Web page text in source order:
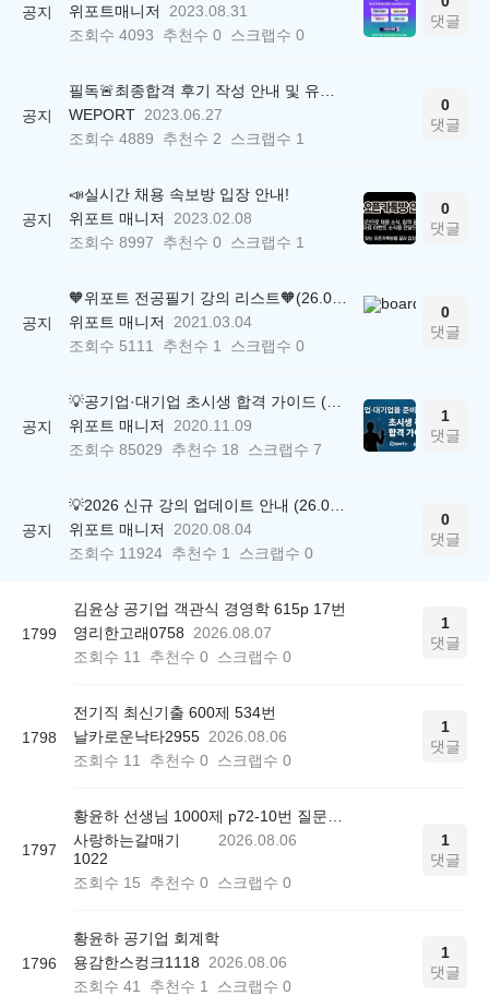
공지
위포트매니저
2023.08.31
조회수 4093 추천수 0 스크랩수 0
댓글
공지
WEPORT 2023.06.27
조회수 4889 추천수 2 스크랩수 1
0
댓글
공지
📣실시간 채용 속보방 입장 안내!
위포트 매니저
2023.02.08
조회수 8997 추천수 0 스크랩수 1
0
댓글
공지
위포트 매니저
2021.03.04
조회수 5111 추천수 1 스크랩수 0
0
댓글
공지
위포트 매니저
2020.11.09
조회수 85029 추천수 18 스크랩수 7
1
댓글
공지
위포트 매니저
2020.08.04
조회수 11924 추천수 1 스크랩수 0
0
댓글
1799
김윤상 공기업 객관식 경영학 615p 17번
영리한고래0758
2026.08.07
조회수 11 추천수 0 스크랩수 0
1
댓글
1798
전기직 최신기출 600제 534번
날카로운낙타2955 2026.08.06
조회수 11 추천수 0 스크랩수 0
1
댓글
1797
사랑하는갈매기
1022
2026.08.06
조회수 15 추천수 0 스크랩수 0
1
댓글
1796
황윤하 공기업 회계학
용감한스컹크1118
2026.08.06
조회수 41 추천수 1 스크랩수 0
1
댓글